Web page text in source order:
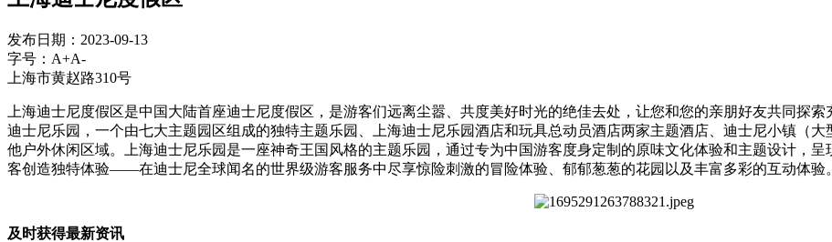
发布日期：2023-09-13
字号： A+A-
上海市黄赵路310号
上海迪士尼度假区是中国大陆首座迪士尼度假区，是游客们远离尘嚣、共度美好时光的绝佳去处，让您和您的亲朋好友共同探
迪士尼乐园，一个由七大主题园区组成的独特主题乐园、上海迪士尼乐园酒店和玩具总动员酒店两家主题酒店、迪士尼小镇（
他户外休闲区域。上海迪士尼乐园是一座神奇王国风格的主题乐园，通过专为中国游客度身定制的原味文化体验和主题设计，
客创造独特体验——在迪士尼全球闻名的世界级游客服务中尽享惊险刺激的冒险体验、郁郁葱葱的花园以及丰富多彩的互动体验。
及时获得最新资讯